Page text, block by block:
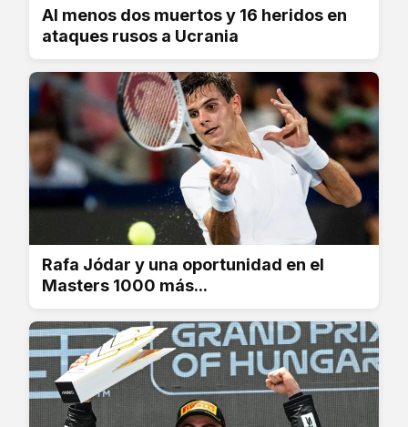
Al menos dos muertos y 16 heridos en
ataques rusos a Ucrania
Rafa Jódar y una oportunidad en el
Masters 1000 más...